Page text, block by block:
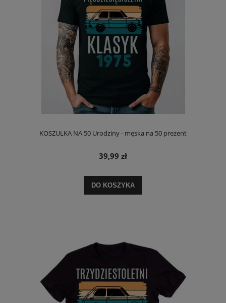
KOSZULKA NA 50 Urodziny - męska na 50 prezent
39,99 zł
DO KOSZYKA